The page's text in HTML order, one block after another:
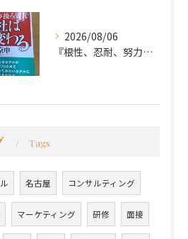
2026/08/06
『根性、忍耐、努力という言葉は死語なのか』
Tags
名古屋 コンサルティング
マーケティング 研修 面接